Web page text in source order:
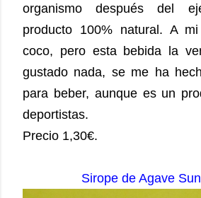
organismo después del
producto 100% natural. A
coco, pero esta bebida la
gustado nada, se me ha
para beber, aunque es un
deportistas.
Precio 1,30€.
Sirope de Agave